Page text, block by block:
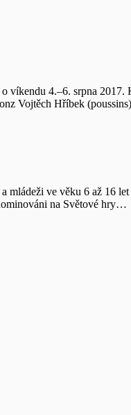
víkendu 4.–6. srpna 2017.
Vojtěch Hříbek
mládeži ve věku 6 až 16
na Světové hry…